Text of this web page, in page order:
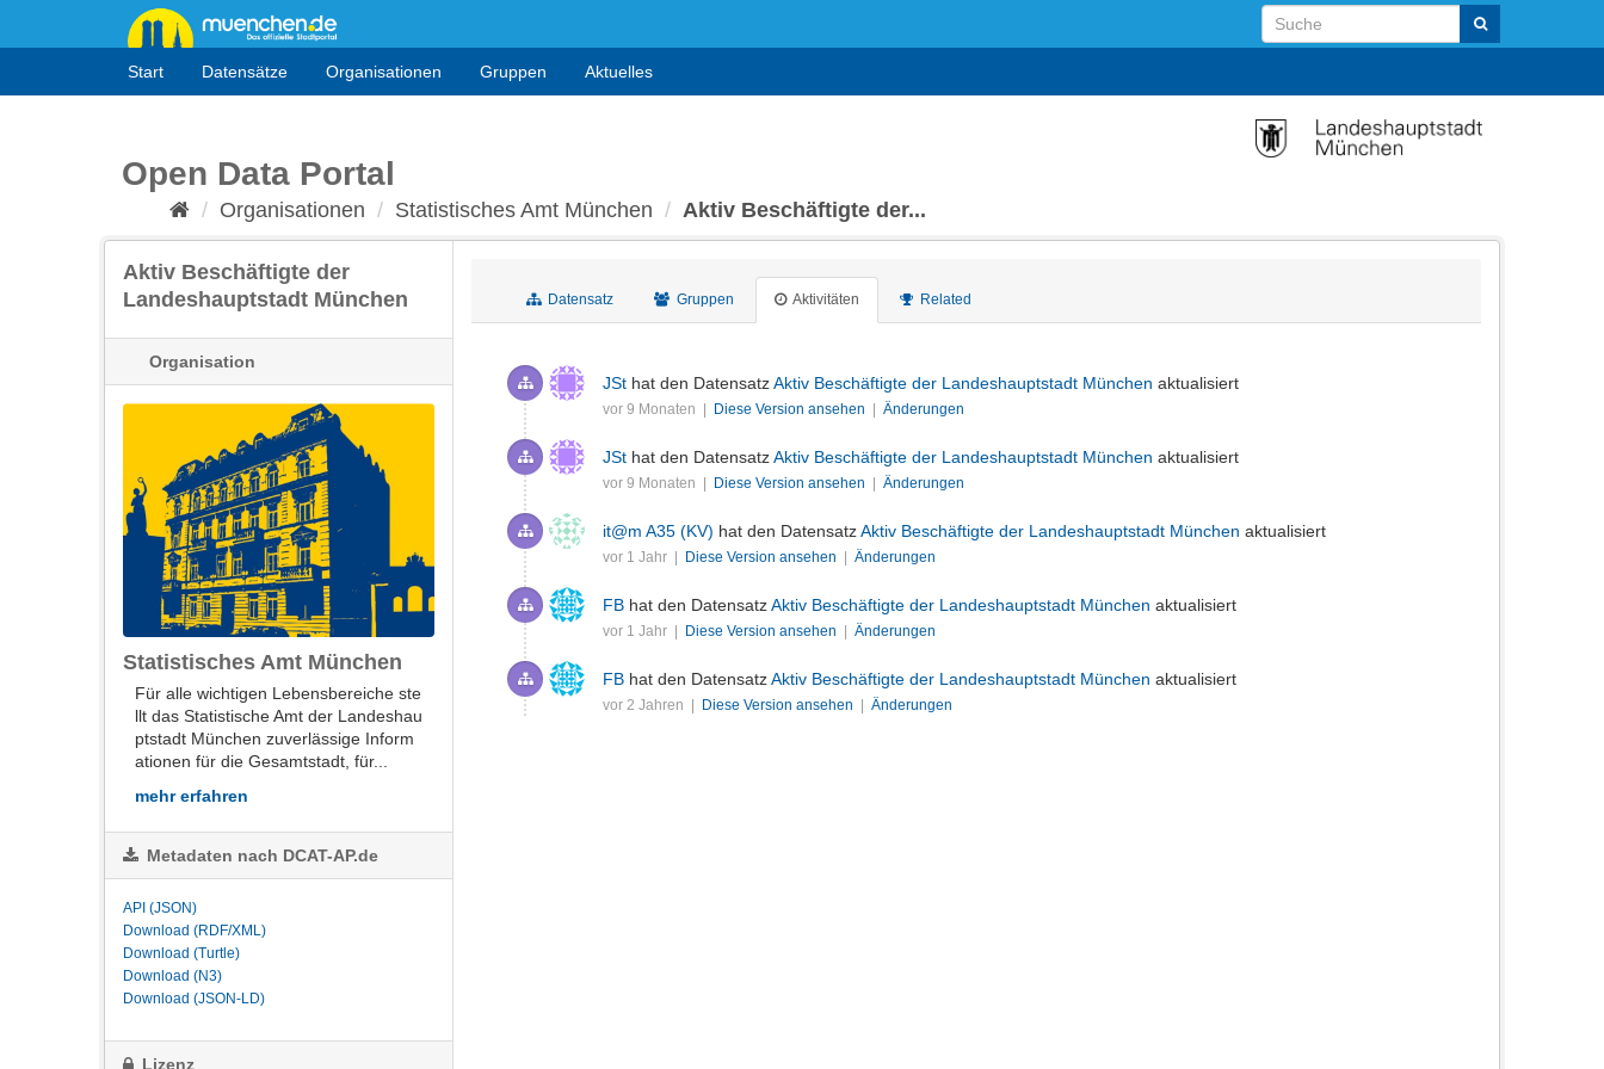
Start Datensätze Organisationen Gruppen Aktuelles
Open Data Portal
Organisationen Statistisches Amt München Aktiv Beschäftigte der...
Aktiv Beschäftigte der
Landeshauptstadt München
Organisation
Statistisches Amt München
Für alle wich­ti­gen Le­bens­be­rei­che ste
llt das Sta­tis­ti­sche Amt der Lan­des­hau
ptstadt Mün­chen zu­ver­läs­si­ge In­for­m
a­tio­nen für die Ge­samt­stadt, für...
mehr erfahren
Metadaten nach DCAT-AP.de
API (JSON)
Download (RDF/XML)
Download (Turtle)
Download (N3)
Download (JSON-LD)
Lizenz
Datensatz Gruppen Aktivitäten Related
JSt hat den DatensatzAktiv Beschäftigte der Landeshauptstadt München aktualisiert
vor 9 Monaten | Diese Version ansehen Änderungen
JSt hat den DatensatzAktiv Beschäftigte der Landeshauptstadt München aktualisiert
vor 9 Monaten | Diese Version ansehen Änderungen
it@m A35 (KV) hat den DatensatzAktiv Beschäftigte der Landeshauptstadt München aktualisiert
vor 1 Jahr | Diese Version ansehen Änderungen
FB hat den DatensatzAktiv Beschäftigte der Landeshauptstadt München aktualisiert
vor 1 Jahr | Diese Version ansehen Änderungen
FB hat den DatensatzAktiv Beschäftigte der Landeshauptstadt München aktualisiert
vor 2 Jahren | Diese Version ansehen Änderungen